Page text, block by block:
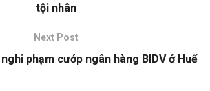
tội nhân
Next Post
phạm cướp ngân hàng BIDV ở Huế